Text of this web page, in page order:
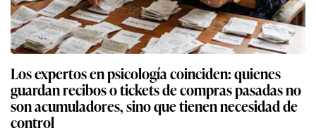
Los expertos en psicología coinciden: quienes
guardan recibos o tickets de compras pasadas no
son acumuladores, sino que tienen necesidad de
control